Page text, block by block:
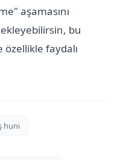
aşamasını
bu
özellikle faydalı
huni